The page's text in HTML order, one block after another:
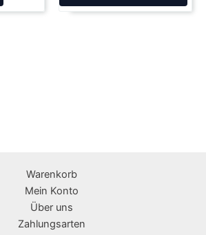
Warenkorb
Mein Konto
Über uns
Zahlungsarten